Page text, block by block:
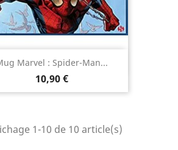
Marvel : Spider-Man...
Prix
10,90 €
Aperçu rapide
1-10 de 10 article(s)